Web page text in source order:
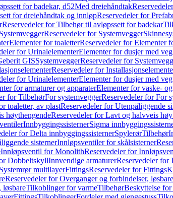
for badekar, d52Med dreiehåndtak
for dreiehåndtak og innløpReservedeler for
Reservedeler for Tilbehør til avløpssett for badekar
SystemveggerReservedeler for Systemvegger
Elementer for toaletterReservedeler for Elementer
for UrinalelementerElementer for dusjer med
GISSystemveggerReservedeler for
Reservedeler for
for UrinalelementerElementer for dusjer med
for armaturer og apparaterElementer for vaske-
for TilbehørFor systemveggerReservedeler for For
toaletter, av plastReservedeler for Utenpåliggende
høythengendeReservedeler for Lavt og halvveis
InnbyggingssisternerSigma
for Delta innbyggingssisternerSpylerørTilbehør
sisternerInnløpsventiler for skålsisterner
Innløpsventil for MonolithReservedeler for
DobbeltskyllInnvendige armaturerReservedeler for
Systemrør multilayerFittingsReservedeler for Fittings
Reservedeler for Overganger og forbindelser, løsbare
løsbareTilkoblinger for varmeTilbehørBeskyttelse